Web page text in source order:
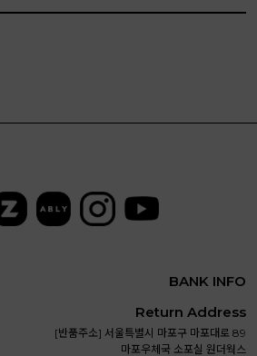
BANK INFO
Return Address
[반품주소] 서울특별시 마포구 마포대로 89
마포우체국 소포실 원더웍스